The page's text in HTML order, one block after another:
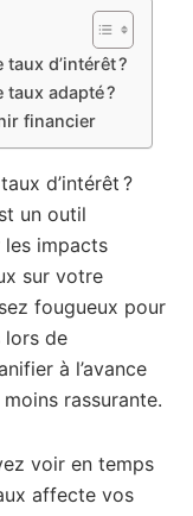
d’intérêt ?
adapté ?
financier
d’intérêt ?
un outil
les impacts
sur votre
fougueux pour
lors de
à l’avance
rassurante.
voir en temps
affecte vos